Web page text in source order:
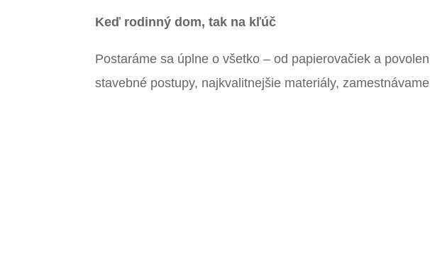
Keď rodinný dom, tak na kľúč
Postaráme sa úplne o všetko – od papierovačiek a
stavebné postupy, najkvalitnejšie materiály,